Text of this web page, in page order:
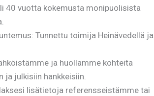
40 vuotta kokemusta monipuolisista
Tunnettu toimija Heinävedellä ja
ja huollamme kohteita
ja julkisiin hankkeisiin.
lisätietoja referensseistämme tai